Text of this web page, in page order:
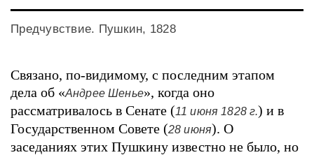
Предчувствие. Пушкин, 1828
Связано, по-видимому, с последним этапом
дела об «Андрее Шенье», когда оно
рассматривалось в Сенате (11 июня 1828 г.) и в
Государственном Совете (28 июня). О
заседаниях этих Пушкину известно не было, но